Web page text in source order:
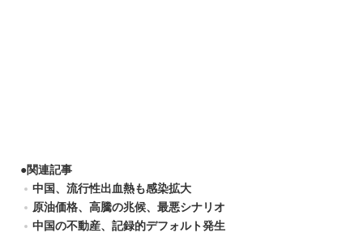
●関連記事
中国、流行性出血熱も感染拡大
原油価格、高騰の兆候、最悪シナリオ
中国の不動産、記録的デフォルト発生